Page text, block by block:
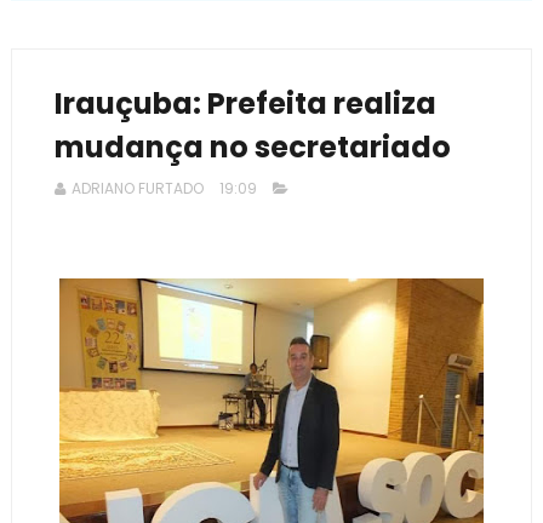
Irauçuba: Prefeita realiza
mudança no secretariado
ADRIANO FURTADO 19:09